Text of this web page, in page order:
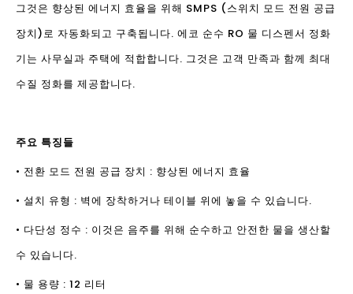
그것은 향상된 에너지 효율을 위해 SMPS (스위치 모드 전원 공급
장치)로 자동화되고 구축됩니다. 에코 순수 RO 물 디스펜서 정화
기는 사무실과 주택에 적합합니다. 그것은 고객 만족과 함께 최대
수질 정화를 제공합니다.
주요 특징들
• 전환 모드 전원 공급 장치 : 향상된 에너지 효율
• 설치 유형 : 벽에 장착하거나 테이블 위에 놓을 수 있습니다.
• 다단성 정수 : 이것은 음주를 위해 순수하고 안전한 물을 생산할
수 있습니다.
• 물 용량 : 12 리터